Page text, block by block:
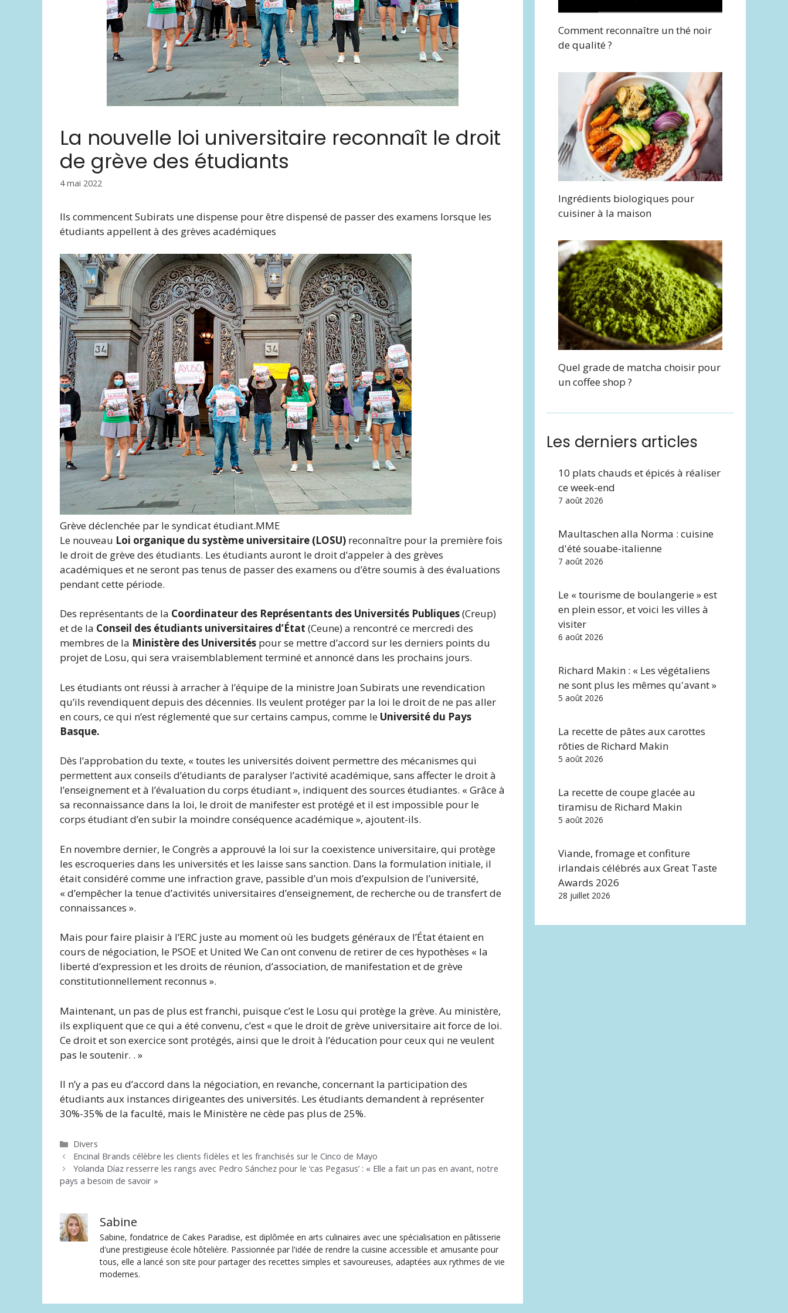
La nouvelle loi universitaire reconnaît le droit
de grève des étudiants
4 mai 2022
Ils commencent Subirats une dispense pour être dispensé de passer des examens lorsque les
étudiants appellent à des grèves académiques
Grève déclenchée par le syndicat étudiant.MME
Le nouveau Loi organique du système universitaire (LOSU) reconnaître pour la première fois
le droit de grève des étudiants. Les étudiants auront le droit d’appeler à des grèves
académiques et ne seront pas tenus de passer des examens ou d’être soumis à des évaluations
pendant cette période.
Des représentants de la Coordinateur des Représentants des Universités Publiques(Creup)
et de la Conseil des étudiants universitaires d’État (Ceune) a rencontré ce mercredi des
membres de la Ministère des Universités pour se mettre d’accord sur les derniers points du
projet de Losu, qui sera vraisemblablement terminé et annoncé dans les prochains jours.
Les étudiants ont réussi à arracher à l’équipe de la ministre Joan Subirats une revendication
qu’ils revendiquent depuis des décennies. Ils veulent protéger par la loi le droit de ne pas aller
en cours, ce qui n’est réglementé que sur certains campus, comme le Université du Pays
Basque.
Dès l’approbation du texte, « toutes les universités doivent permettre des mécanismes qui
permettent aux conseils d’étudiants de paralyser l’activité académique, sans affecter le droit à
l’enseignement et à l’évaluation du corps étudiant », indiquent des sources étudiantes. « Grâce à
sa reconnaissance dans la loi, le droit de manifester est protégé et il est impossible pour le
corps étudiant d’en subir la moindre conséquence académique », ajoutent-ils.
En novembre dernier, le Congrès a approuvé la loi sur la coexistence universitaire, qui protège
les escroqueries dans les universités et les laisse sans sanction. Dans la formulation initiale, il
était considéré comme une infraction grave, passible d’un mois d’expulsion de l’université,
« d’empêcher la tenue d’activités universitaires d’enseignement, de recherche ou de transfert de
connaissances ».
Mais pour faire plaisir à l’ERC juste au moment où les budgets généraux de l’État étaient en
cours de négociation, le PSOE et United We Can ont convenu de retirer de ces hypothèses « la
liberté d’expression et les droits de réunion, d’association, de manifestation et de grève
constitutionnellement reconnus ».
Maintenant, un pas de plus est franchi, puisque c’est le Losu qui protège la grève. Au ministère,
ils expliquent que ce qui a été convenu, c’est « que le droit de grève universitaire ait force de loi.
Ce droit et son exercice sont protégés, ainsi que le droit à l’éducation pour ceux qui ne veulent
pas le soutenir. . »
Il n’y a pas eu d’accord dans la négociation, en revanche, concernant la participation des
étudiants aux instances dirigeantes des universités. Les étudiants demandent à représenter
30%-35% de la faculté, mais le Ministère ne cède pas plus de 25%.
Catégories
Divers
Encinal Brands célèbre les clients fidèles et les franchisés sur le Cinco de Mayo
Yolanda Díaz resserre les rangs avec Pedro Sánchez pour le ‘cas Pegasus’ : « Elle a fait un pas en avant, notre
pays a besoin de savoir »
Sabine
Sabine, fondatrice de Cakes Paradise, est diplômée en arts culinaires avec une spécialisation en pâtisserie
d'une prestigieuse école hôtelière. Passionnée par l'idée de rendre la cuisine accessible et amusante pour
tous, elle a lancé son site pour partager des recettes simples et savoureuses, adaptées aux rythmes de vie
modernes.
Comment reconnaître un thé noir
de qualité ?
Ingrédients biologiques pour
cuisiner à la maison
Quel grade de matcha choisir pour
un coffee shop ?
Les derniers articles
10 plats chauds et épicés à réaliser
ce week-end
7 août 2026
Maultaschen alla Norma : cuisine
d'été souabe-italienne
7 août 2026
Le « tourisme de boulangerie » est
en plein essor, et voici les villes à
visiter
6 août 2026
Richard Makin : « Les végétaliens
ne sont plus les mêmes qu'avant »
5 août 2026
La recette de pâtes aux carottes
rôties de Richard Makin
5 août 2026
La recette de coupe glacée au
tiramisu de Richard Makin
5 août 2026
Viande, fromage et confiture
irlandais célébrés aux Great Taste
Awards 2026
28 juillet 2026